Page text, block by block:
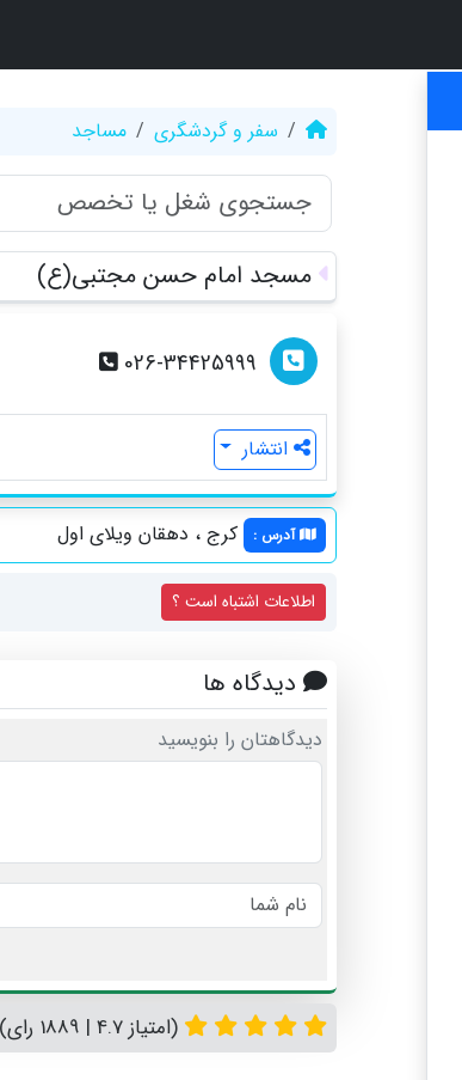
سفر و گردشگری مساجد
مسجد امام حسن مجتبی(ع)
026-34425999
انتشار
آدرس : کرج ، دهقان ویلای اول
اطلاعات اشتباه است ؟
دیدگاه ها
دیدگاهتان را بنویسید
(امتیاز 4.7 | 1889 رای)